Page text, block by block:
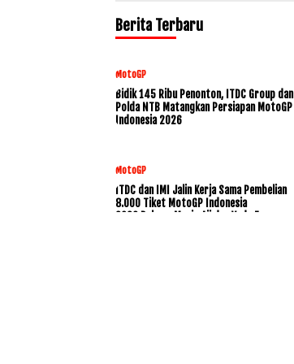
Berita Terbaru
MotoGP
Bidik 145 Ribu Penonton, ITDC Group dan
Polda NTB Matangkan Persiapan MotoGP
Indonesia 2026
MotoGP
ITDC dan IMI Jalin Kerja Sama Pembelian
8.000 Tiket MotoGP Indonesia
2026,Dukung Mario Aji dan Veda Ega